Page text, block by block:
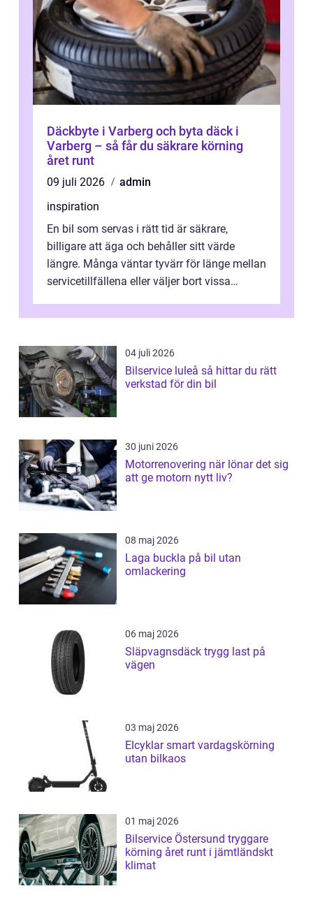
Däckbyte i Varberg och byta däck i
Varberg – så får du säkrare körning
året runt
09 juli 2026
admin
inspiration
En bil som servas i rätt tid är säkrare,
billigare att äga och behåller sitt värde
längre. Många väntar tyvärr för länge mellan
servicetillfällena eller väljer bort vissa
04 juli 2026
Bilservice luleå så hittar du rätt
verkstad för din bil
30 juni 2026
Motorrenovering när lönar det sig
att ge motorn nytt liv?
08 maj 2026
Laga buckla på bil utan
omlackering
06 maj 2026
Släpvagnsdäck trygg last på
vägen
03 maj 2026
Elcyklar smart vardagskörning
utan bilkaos
01 maj 2026
Bilservice Östersund tryggare
körning året runt i jämtländskt
klimat